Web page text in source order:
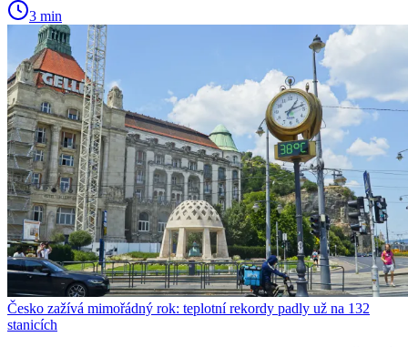
3 min
Česko zažívá mimořádný rok: teplotní rekordy padly už na 132
stanicích